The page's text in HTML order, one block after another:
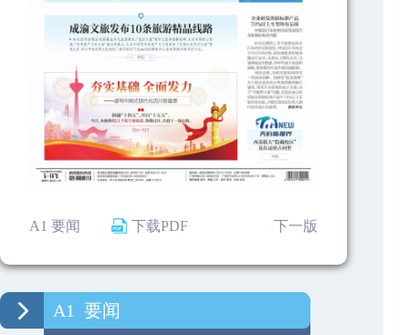
A1 要闻 下载PDF 下一版
A1 要闻